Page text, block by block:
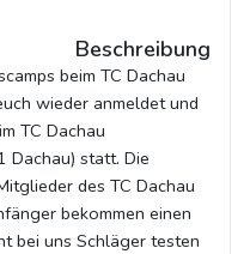
Beschreibung
beim TC Dachau
wieder anmeldet und
TC Dachau
Dachau) statt. Die
des TC Dachau
bekommen einen
bei uns Schläger testen